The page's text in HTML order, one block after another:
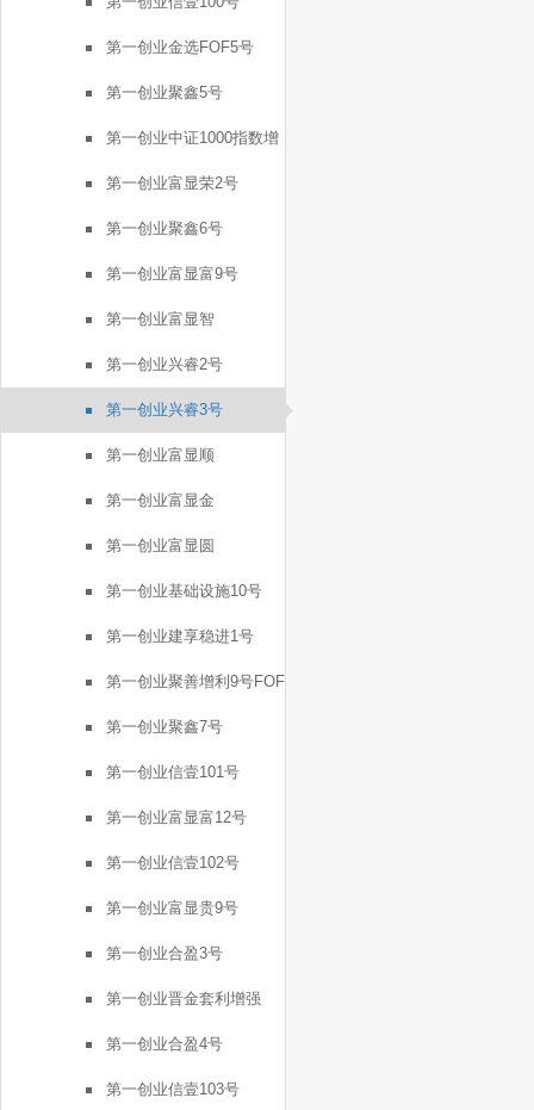
第一创业金选FOF5号
第一创业聚鑫5号
第一创业中证1000指数增
强FOF1号
第一创业富显荣2号
第一创业聚鑫6号
第一创业富显富9号
第一创业富显智
第一创业兴睿2号
第一创业兴睿3号
第一创业富显顺
第一创业富显金
第一创业富显圆
第一创业基础设施10号
第一创业建享稳进1号
第一创业聚善增利9号FOF
第一创业聚鑫7号
第一创业信壹101号
第一创业富显富12号
第一创业信壹102号
第一创业富显贵9号
第一创业合盈3号
第一创业晋金套利增强
FOF2号
第一创业合盈4号
第一创业信壹103号